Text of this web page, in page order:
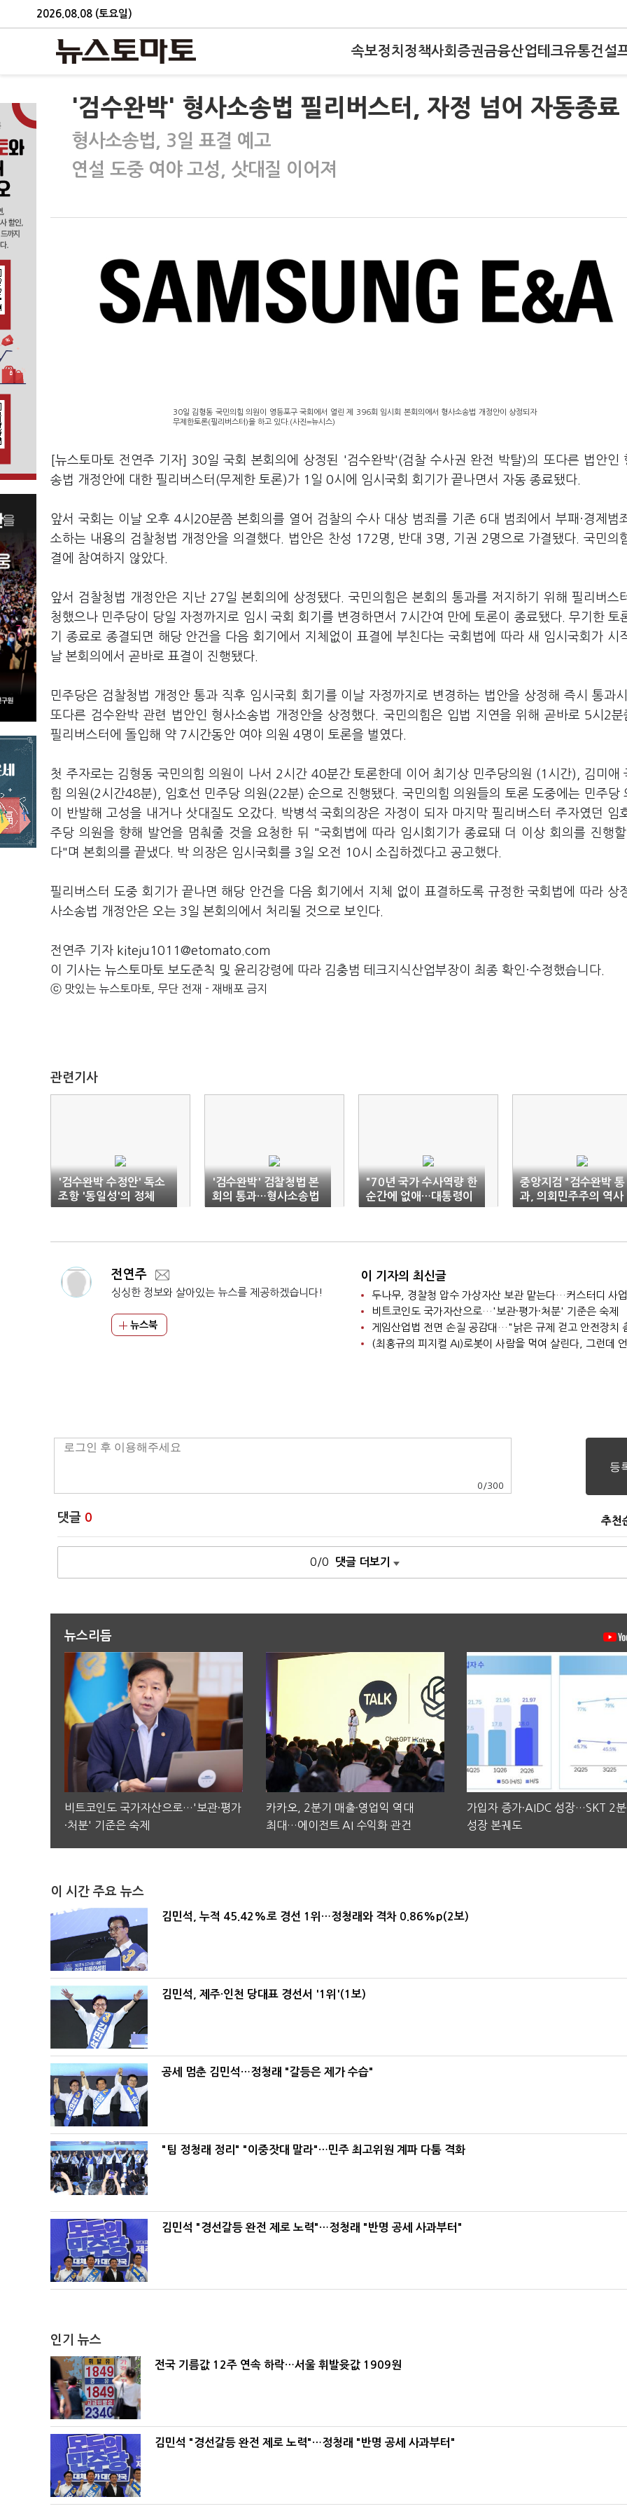
2026.08.08 (토요일)
속보정치 정책사회 증권금융산업테크유통건설
'검수완박' 형사소송법 필리버스터, 자정 넘어 자동종료
형사소송법, 3일 표결 예고
연설 도중 여야 고성, 삿대질 이어져
30일 김형동 국민의힘 의원이 영등포구 국회에서 열린 제 396회 임시회 본회의에서 형사소송법 개정안이 상정되자
무제한토론(필리버스터)을 하고 있다.(사진=뉴시스)
[뉴스토마토 전연주 기자] 30일 국회 본회의에 상정된 '검수완박'(검찰 수사권 완전 박탈)의 또다른 법안인
송법 개정안에 대한 필리버스터(무제한 토론)가 1일 0시에 임시국회 회기가 끝나면서 자동 종료됐다.
앞서 국회는 이날 오후 4시20분쯤 본회의를 열어 검찰의 수사 대상 범죄를 기존 6대 범죄에서 부패·경제범
소하는 내용의 검찰청법 개정안을 의결했다. 법안은 찬성 172명, 반대 3명, 기권 2명으로 가결됐다. 국민의
결에 참여하지 않았다.
앞서 검찰청법 개정안은 지난 27일 본회의에 상정됐다. 국민의힘은 본회의 통과를 저지하기 위해 필리버스
청했으나 민주당이 당일 자정까지로 임시 국회 회기를 변경하면서 7시간여 만에 토론이 종료됐다. 무기한 토
기 종료로 종결되면 해당 안건을 다음 회기에서 지체없이 표결에 부친다는 국회법에 따라 새 임시국회가 시
날 본회의에서 곧바로 표결이 진행됐다.
민주당은 검찰청법 개정안 통과 직후 임시국회 회기를 이날 자정까지로 변경하는 법안을 상정해 즉시 통과
또다른 검수완박 관련 법안인 형사소송법 개정안을 상정했다. 국민의힘은 입법 지연을 위해 곧바로 5시2분
필리버스터에 돌입해 약 7시간동안 여야 의원 4명이 토론을 벌였다.
첫 주자로는 김형동 국민의힘 의원이 나서 2시간 40분간 토론한데 이어 최기상 민주당의원 (1시간), 김미애
힘 의원(2시간48분), 임호선 민주당 의원(22분) 순으로 진행됐다. 국민의힘 의원들의 토론 도중에는 민주당
이 반발해 고성을 내거나 삿대질도 오갔다. 박병석 국회의장은 자정이 되자 마지막 필리버스터 주자였던 임
주당 의원을 향해 발언을 멈춰줄 것을 요청한 뒤 "국회법에 따라 임시회기가 종료돼 더 이상 회의를 진행
다"며 본회의를 끝냈다. 박 의장은 임시국회를 3일 오전 10시 소집하겠다고 공고했다.
필리버스터 도중 회기가 끝나면 해당 안건을 다음 회기에서 지체 없이 표결하도록 규정한 국회법에 따라 상
사소송법 개정안은 오는 3일 본회의에서 처리될 것으로 보인다.
전연주 기자 kiteju1011@etomato.com
이 기사는 뉴스토마토 보도준칙 및 윤리강령에 따라 김충범 테크지식산업부장이 최종 확인·수정했습니다.
ⓒ 맛있는 뉴스토마토, 무단 전재 - 재배포 금지
관련기사
'검수완박 수정안' 독소
조항 '동일성'의 정체
'검수완박' 검찰청법 본
회의 통과…형사소송법
필리버스터 돌입(종합)
"70년 국가 수사역량 한
순간에 없애…대통령이
거부해달라"
중앙지검 "검수완박 통
과, 의회민주주의 역사
상 가장 큰 오점"
전연주
싱싱한 정보와 살아있는 뉴스를 제공하겠습니다!
뉴스북
이 기자의 최신글
비트코인도 국가자산으로…'보관·평가·처분' 기준은 숙제
0 /300
댓글 0 추천
0/0 댓글 더보기
뉴스리듬
비트코인도 국가자산으로…'보관·평가
·처분' 기준은 숙제
카카오, 2분기 매출·영업익 역대
최대…에이전트 AI 수익화 관건
가입자 증가·AIDC 성장…SKT 2
성장 본궤도
이 시간 주요 뉴스
김민석, 누적 45.42%로 경선 1위…정청래와 격차 0.86%p(2보)
김민석, 제주·인천 당대표 경선서 '1위'(1보)
공세 멈춘 김민석…정청래 "갈등은 제가 수습"
"팀 정청래 정리" "이중잣대 말라"…민주 최고위원 계파 다툼 격화
김민석 "경선갈등 완전 제로 노력"…정청래 "반명 공세 사과부터"
인기 뉴스
전국 기름값 12주 연속 하락…서울 휘발윳값 1909원
김민석 "경선갈등 완전 제로 노력"…정청래 "반명 공세 사과부터"